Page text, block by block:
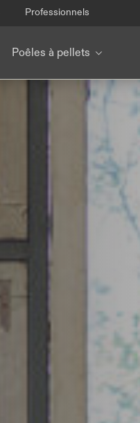
Professionnels
Poêles à pellets